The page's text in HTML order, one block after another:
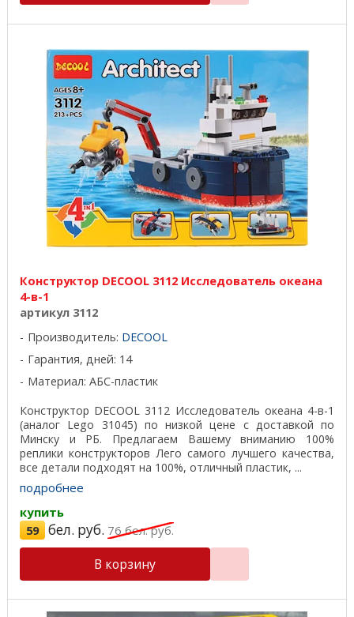
Конструктор DECOOL 3112 Исследователь океана
4-в-1
артикул 3112
Производитель: DECOOL
Гарантия, дней: 14
Материал: АБС-пластик
Конструктор DECOOL 3112 Исследователь океана 4-в-1
(аналог Lego 31045) по низкой цене с доставкой по
Минску и РБ. Предлагаем Вашему вниманию 100%
реплики конструкторов Лего самого лучшего качества,
все детали подходят на 100%, отличный пластик, ...
подробнее
купить
59 бел. руб. 76бел. руб.
В корзину